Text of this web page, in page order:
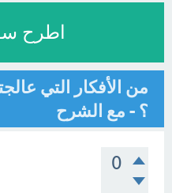
اطرح
من الأفكار التي
؟ - مع الشرح
0